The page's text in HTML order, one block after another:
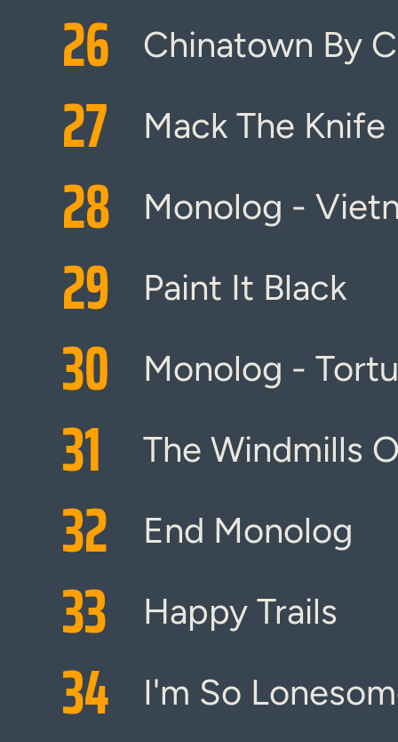
26 Chinatown By
27 Mack The Knife
28 Monolog -
29 Paint It Black
30 Monolog -
31 The Windmills
32 End Monolog
33 Happy Trails
34 I'm So